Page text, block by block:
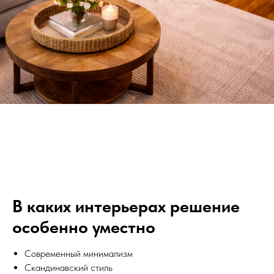
В каких интерьерах решение
особенно уместно
Современный минимализм
Скандинавский стиль